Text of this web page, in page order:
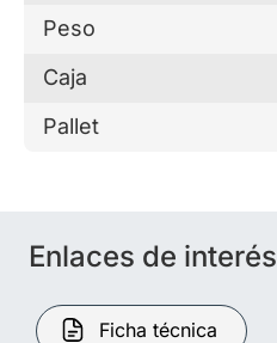
Peso
Caja
Pallet
Enlaces de interés
Ficha técnica